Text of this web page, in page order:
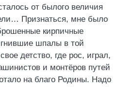
от былого величия
Признаться, мне было
кирпичные
шпалы в той
детство, где рос, играл,
и монтёров путей
на благо Родины. Надо